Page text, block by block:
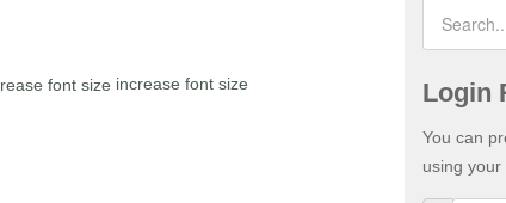
increase font size Login
You can
using your